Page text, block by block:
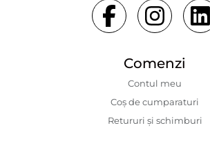
Comenzi
Contul meu
Coș de cumparaturi
Retururi și schimburi